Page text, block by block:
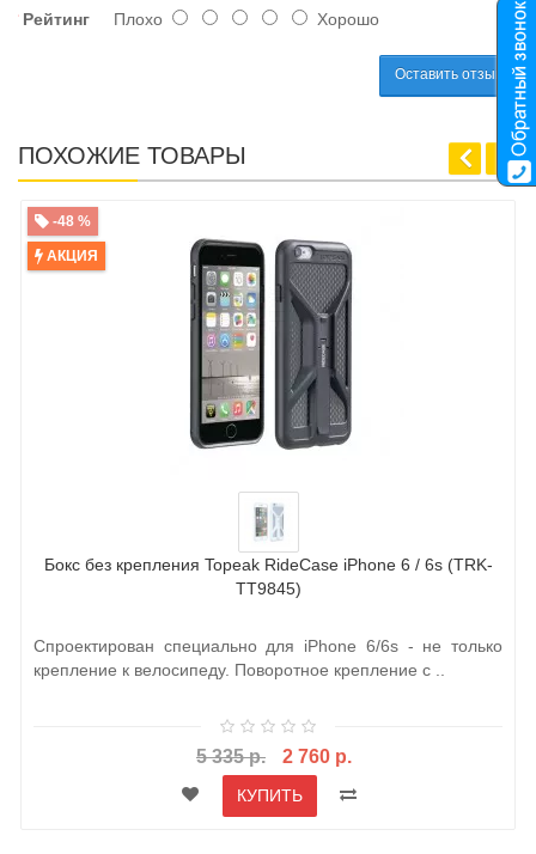
Рейтинг Плохо Хорошо
Оставить отзыв
ПОХОЖИЕ ТОВАРЫ
-48 %
АКЦИЯ
Бокс без крепления Topeak RideCase iPhone 6 / 6s (TRK-
TT9845)
Спроектирован специально для iPhone 6/6s - не только
крепление к велосипеду. Поворотное крепление с ..
5 335 р. 2 760 р.
КУПИТЬ